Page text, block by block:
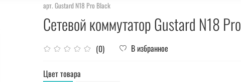
арт. Gustard N18 Pro Black
Сетевой коммутатор Gustard N18 Pro
(0) В избранное
Цвет товара